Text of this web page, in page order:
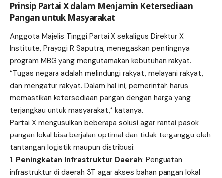
Prinsip Partai X dalam Menjamin Ketersediaan
Pangan untuk Masyarakat
Anggota Majelis Tinggi Partai X sekaligus Direktur X
Institute, Prayogi R Saputra, menegaskan pentingnya
program MBG yang mengutamakan kebutuhan rakyat.
“Tugas negara adalah melindungi rakyat, melayani rakyat,
dan mengatur rakyat. Dalam hal ini, pemerintah harus
memastikan ketersediaan pangan dengan harga yang
terjangkau untuk masyarakat,” katanya.
Partai X mengusulkan beberapa solusi agar rantai pasok
pangan lokal bisa berjalan optimal dan tidak terganggu oleh
tantangan logistik maupun distribusi:
Peningkatan Infrastruktur Daerah: Penguatan
infrastruktur di daerah 3T agar akses bahan pangan lokal